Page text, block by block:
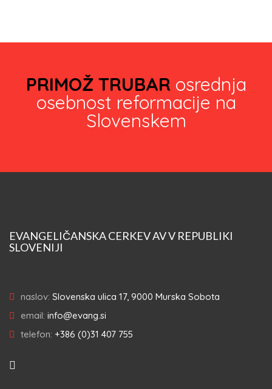
PRIMOŽ TRUBAR osrednja
osebnost reformacije na
Slovenskem
EVANGELIČANSKA CERKEV AV V REPUBLIKI
SLOVENIJI
naslov: Slovenska ulica 17, 9000 Murska Sobota
email: info@evang.si
telefon: +386 (0)31 407 755